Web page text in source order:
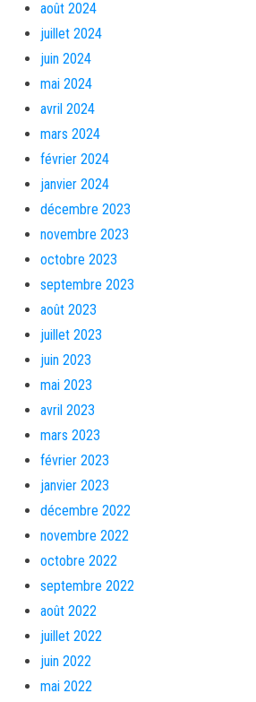
août 2024
juillet 2024
juin 2024
mai 2024
avril 2024
mars 2024
février 2024
janvier 2024
décembre 2023
novembre 2023
octobre 2023
septembre 2023
août 2023
juillet 2023
juin 2023
mai 2023
avril 2023
mars 2023
février 2023
janvier 2023
décembre 2022
novembre 2022
octobre 2022
septembre 2022
août 2022
juillet 2022
juin 2022
mai 2022